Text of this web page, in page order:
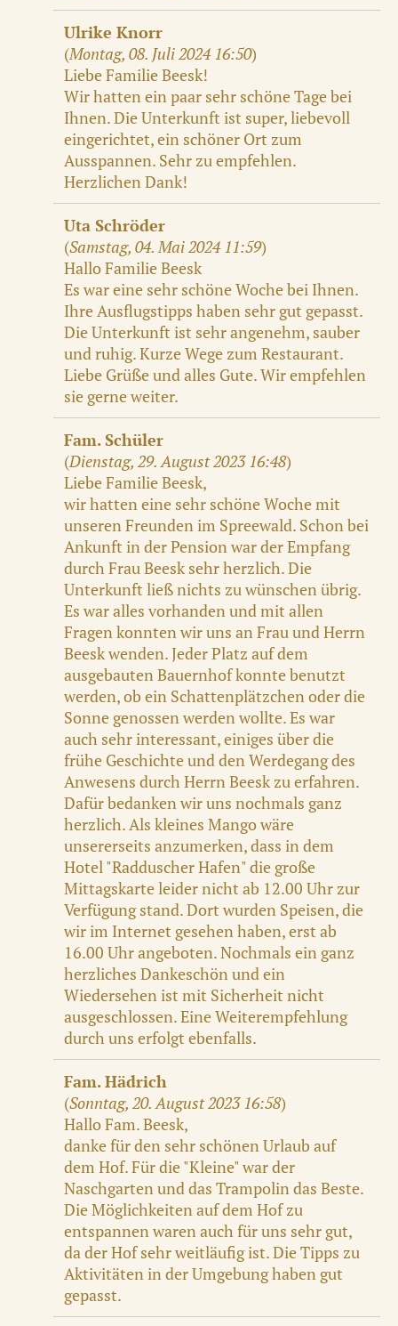
Ulrike Knorr
(Montag, 08. Juli 2024 16:50)
Liebe Familie Beesk!
Wir hatten ein paar sehr schöne Tage bei
Ihnen. Die Unterkunft ist super, liebevoll
eingerichtet, ein schöner Ort zum
Ausspannen. Sehr zu empfehlen.
Herzlichen Dank!
Uta Schröder
(Samstag, 04. Mai 2024 11:59)
Hallo Familie Beesk
Es war eine sehr schöne Woche bei Ihnen.
Ihre Ausflugstipps haben sehr gut gepasst.
Die Unterkunft ist sehr angenehm, sauber
und ruhig. Kurze Wege zum Restaurant.
Liebe Grüße und alles Gute. Wir empfehlen
sie gerne weiter.
Fam. Schüler
(Dienstag, 29. August 2023 16:48)
Liebe Familie Beesk,
wir hatten eine sehr schöne Woche mit
unseren Freunden im Spreewald. Schon bei
Ankunft in der Pension war der Empfang
durch Frau Beesk sehr herzlich. Die
Unterkunft ließ nichts zu wünschen übrig.
Es war alles vorhanden und mit allen
Fragen konnten wir uns an Frau und Herrn
Beesk wenden. Jeder Platz auf dem
ausgebauten Bauernhof konnte benutzt
werden, ob ein Schattenplätzchen oder die
Sonne genossen werden wollte. Es war
auch sehr interessant, einiges über die
frühe Geschichte und den Werdegang des
Anwesens durch Herrn Beesk zu erfahren.
Dafür bedanken wir uns nochmals ganz
herzlich. Als kleines Mango wäre
unsererseits anzumerken, dass in dem
Hotel "Radduscher Hafen" die große
Mittagskarte leider nicht ab 12.00 Uhr zur
Verfügung stand. Dort wurden Speisen, die
wir im Internet gesehen haben, erst ab
16.00 Uhr angeboten. Nochmals ein ganz
herzliches Dankeschön und ein
Wiedersehen ist mit Sicherheit nicht
ausgeschlossen. Eine Weiterempfehlung
durch uns erfolgt ebenfalls.
Fam. Hädrich
(Sonntag, 20. August 2023 16:58)
Hallo Fam. Beesk,
danke für den sehr schönen Urlaub auf
dem Hof. Für die "Kleine" war der
Naschgarten und das Trampolin das Beste.
Die Möglichkeiten auf dem Hof zu
entspannen waren auch für uns sehr gut,
da der Hof sehr weitläufig ist. Die Tipps zu
Aktivitäten in der Umgebung haben gut
gepasst.